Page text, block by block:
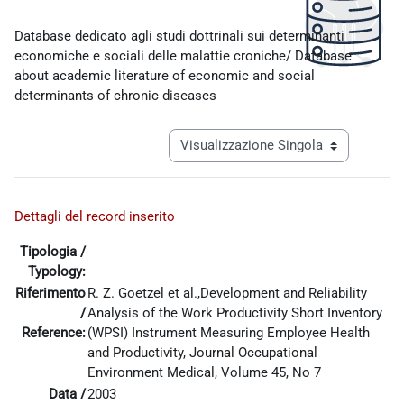
Database dedicato agli studi dottrinali sui determinanti
economiche e sociali delle malattie croniche/ Database
about academic literature of economic and social
determinants of chronic diseases
Navigazione terziaria modalità
Dettagli del record inserito
Tipologia /
Typology:
Riferimento
/
Reference:
R. Z. Goetzel et al.,Development and Reliability
Analysis of the Work Productivity Short Inventory
(WPSI) Instrument Measuring Employee Health
and Productivity, Journal Occupational
Environment Medical, Volume 45, No 7
Data /2003